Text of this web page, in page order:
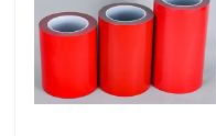
Visite d'usine